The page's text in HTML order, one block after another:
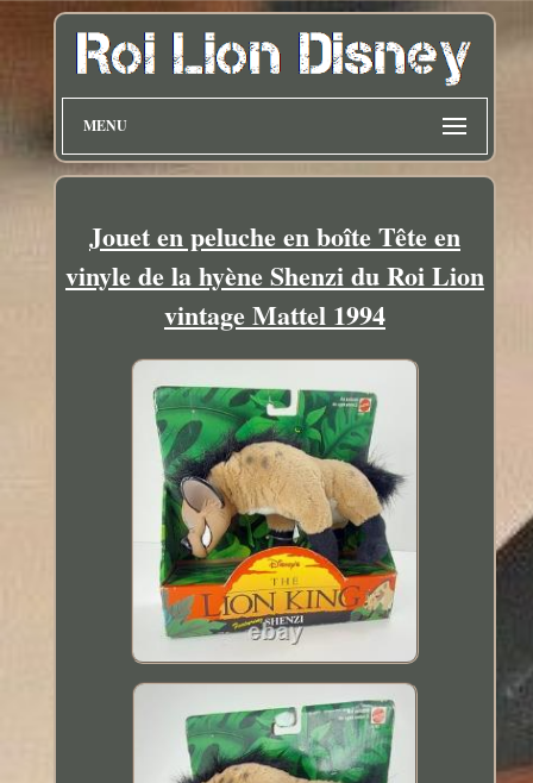
MENU
Jouet en peluche en boîte Tête en
vinyle de la hyène Shenzi du Roi Lion
vintage Mattel 1994